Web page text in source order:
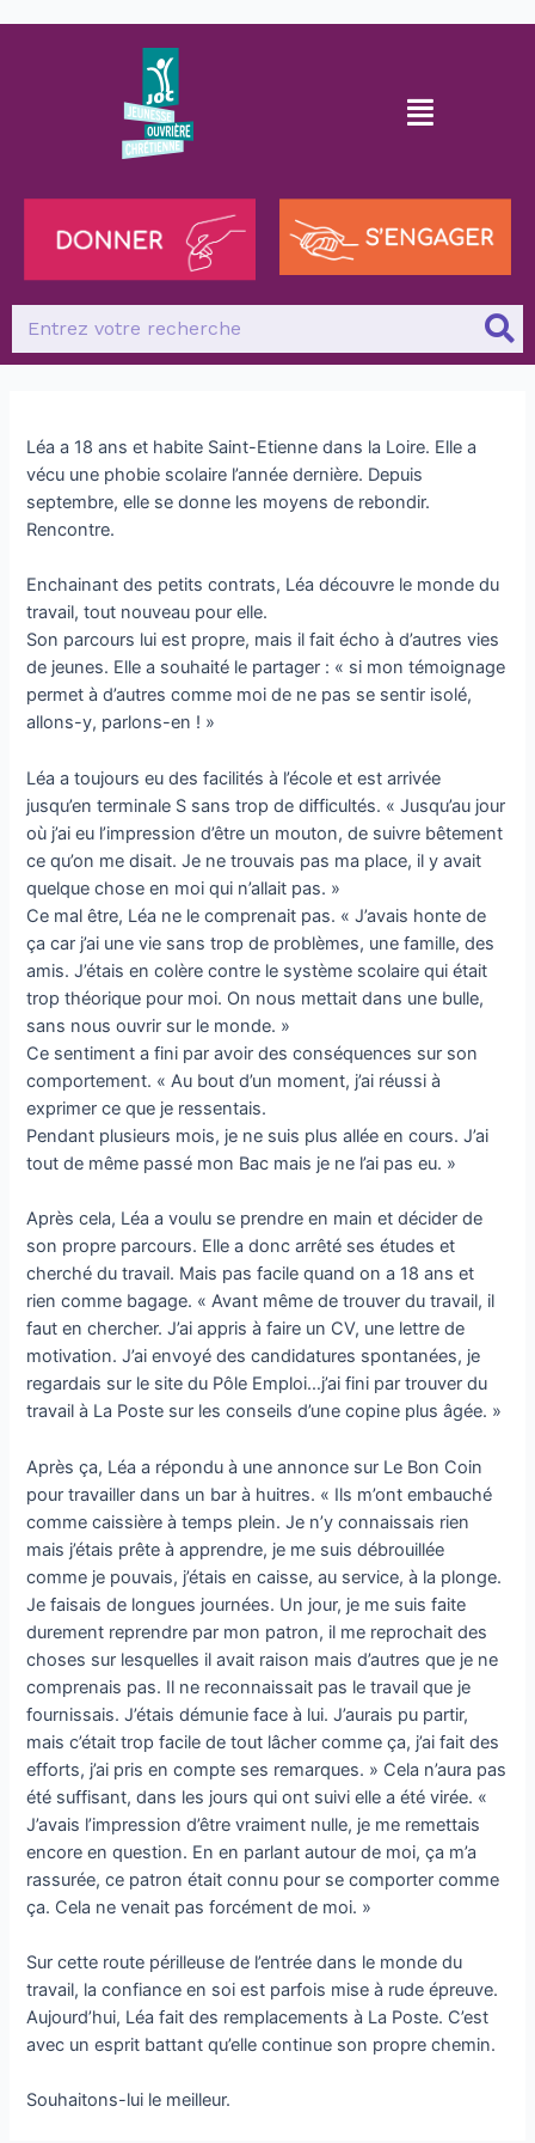
Léa a 18 ans et habite Saint-Etienne dans la Loire. Elle a
vécu une phobie scolaire l’année dernière. Depuis
septembre, elle se donne les moyens de rebondir.
Rencontre.
Enchainant des petits contrats, Léa découvre le monde du
travail, tout nouveau pour elle.
Son parcours lui est propre, mais il fait écho à d’autres vies
de jeunes. Elle a souhaité le partager : « si mon témoignage
permet à d’autres comme moi de ne pas se sentir isolé,
allons-y, parlons-en ! »
Léa a toujours eu des facilités à l’école et est arrivée
jusqu’en terminale S sans trop de difficultés. « Jusqu’au jour
où j’ai eu l’impression d’être un mouton, de suivre bêtement
ce qu’on me disait. Je ne trouvais pas ma place, il y avait
quelque chose en moi qui n’allait pas. »
Ce mal être, Léa ne le comprenait pas. « J’avais honte de
ça car j’ai une vie sans trop de problèmes, une famille, des
amis. J’étais en colère contre le système scolaire qui était
trop théorique pour moi. On nous mettait dans une bulle,
sans nous ouvrir sur le monde. »
Ce sentiment a fini par avoir des conséquences sur son
comportement. « Au bout d’un moment, j’ai réussi à
exprimer ce que je ressentais.
Pendant plusieurs mois, je ne suis plus allée en cours. J’ai
tout de même passé mon Bac mais je ne l’ai pas eu. »
Après cela, Léa a voulu se prendre en main et décider de
son propre parcours. Elle a donc arrêté ses études et
cherché du travail. Mais pas facile quand on a 18 ans et
rien comme bagage. « Avant même de trouver du travail, il
faut en chercher. J’ai appris à faire un CV, une lettre de
motivation. J’ai envoyé des candidatures spontanées, je
regardais sur le site du Pôle Emploi…j’ai fini par trouver du
travail à La Poste sur les conseils d’une copine plus âgée. »
Après ça, Léa a répondu à une annonce sur Le Bon Coin
pour travailler dans un bar à huitres. « Ils m’ont embauché
comme caissière à temps plein. Je n’y connaissais rien
mais j’étais prête à apprendre, je me suis débrouillée
comme je pouvais, j’étais en caisse, au service, à la plonge.
Je faisais de longues journées. Un jour, je me suis faite
durement reprendre par mon patron, il me reprochait des
choses sur lesquelles il avait raison mais d’autres que je ne
comprenais pas. Il ne reconnaissait pas le travail que je
fournissais. J’étais démunie face à lui. J’aurais pu partir,
mais c’était trop facile de tout lâcher comme ça, j’ai fait des
efforts, j’ai pris en compte ses remarques. » Cela n’aura pas
été suffisant, dans les jours qui ont suivi elle a été virée. «
J’avais l’impression d’être vraiment nulle, je me remettais
encore en question. En en parlant autour de moi, ça m’a
rassurée, ce patron était connu pour se comporter comme
ça. Cela ne venait pas forcément de moi. »
Sur cette route périlleuse de l’entrée dans le monde du
travail, la confiance en soi est parfois mise à rude épreuve.
Aujourd’hui, Léa fait des remplacements à La Poste. C’est
avec un esprit battant qu’elle continue son propre chemin.
Souhaitons-lui le meilleur.